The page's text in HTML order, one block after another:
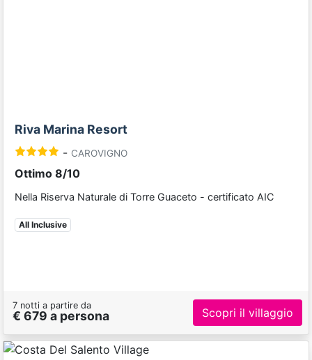
Riva Marina Resort
- CAROVIGNO
Ottimo 8/10
Nella Riserva Naturale di Torre Guaceto - certificato AIC
All Inclusive
7 notti a partire da
€ 679 a persona Scopri il villaggio